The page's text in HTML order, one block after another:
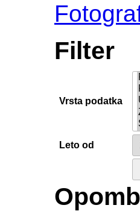
Filter
Vrsta podatka
Leto od